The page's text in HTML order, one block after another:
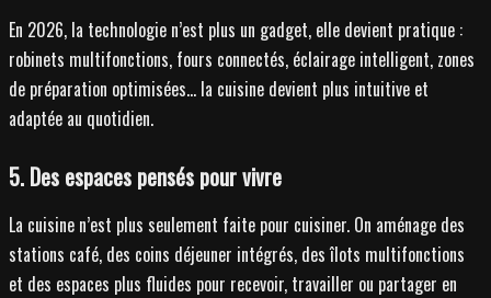
En 2026, la technologie n’est plus un gadget, elle devient pratique :
robinets multifonctions, fours connectés, éclairage intelligent, zones
de préparation optimisées… la cuisine devient plus intuitive et
adaptée au quotidien.
5. Des espaces pensés pour vivre
La cuisine n’est plus seulement faite pour cuisiner. On aménage des
stations café, des coins déjeuner intégrés, des îlots multifonctions
et des espaces plus fluides pour recevoir, travailler ou partager en